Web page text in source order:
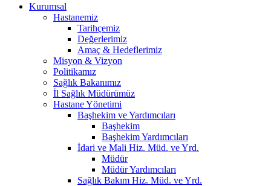
Kurumsal
Hastanemiz
Tarihçemiz
Değerlerimiz
Amaç & Hedeflerimiz
Misyon & Vizyon
Politikamız
Sağlık Bakanımız
İl Sağlık Müdürümüz
Hastane Yönetimi
Başhekim ve Yardımcıları
Başhekim
Başhekim Yardımcıları
İdari ve Mali Hiz. Müd. ve Yrd.
Müdür
Müdür Yardımcıları
Sağlık Bakım Hiz. Müd. ve Yrd.